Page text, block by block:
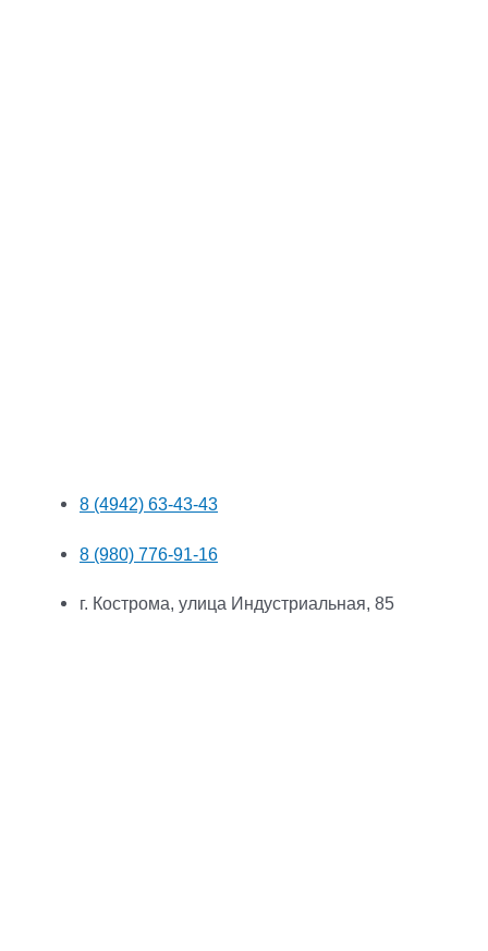
8 (4942) 63-43-43
8 (980) 776-91-16
г. Кострома, улица Индустриальная, 85